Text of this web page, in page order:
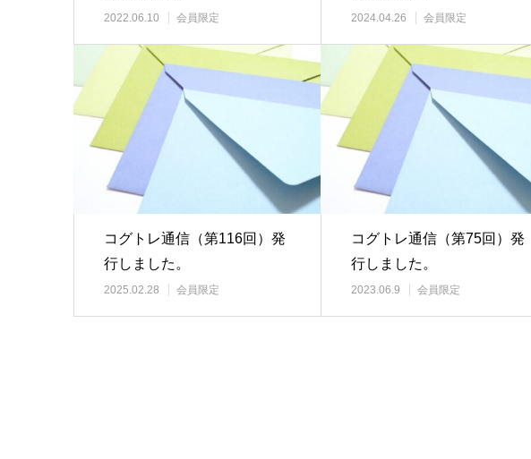
2022.06.10 会員限定 2024.04.26 会員限定
コグトレ通信（第116回）発
行しました。
2025.02.28 会員限定
コグトレ通信（第75回）発
行しました。
2023.06.9 会員限定